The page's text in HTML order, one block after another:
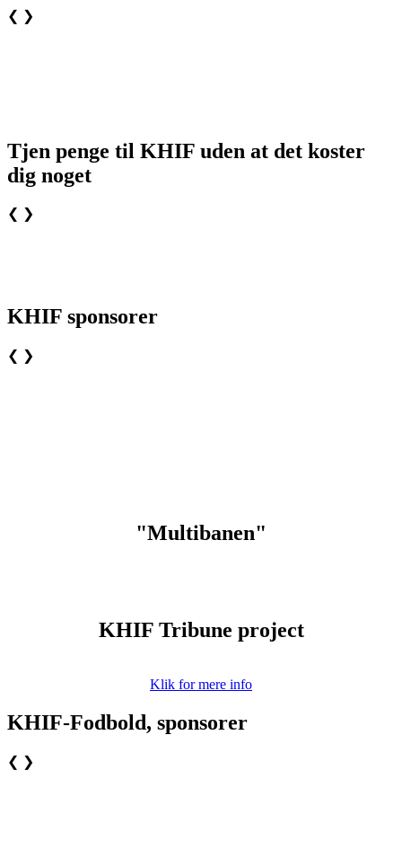
❮ ❯
Tjen penge til KHIF uden at det koster
dig noget
❮ ❯
KHIF sponsorer
❮ ❯
"Multibanen"
KHIF Tribune project
Klik for mere info
KHIF-Fodbold, sponsorer
❮ ❯